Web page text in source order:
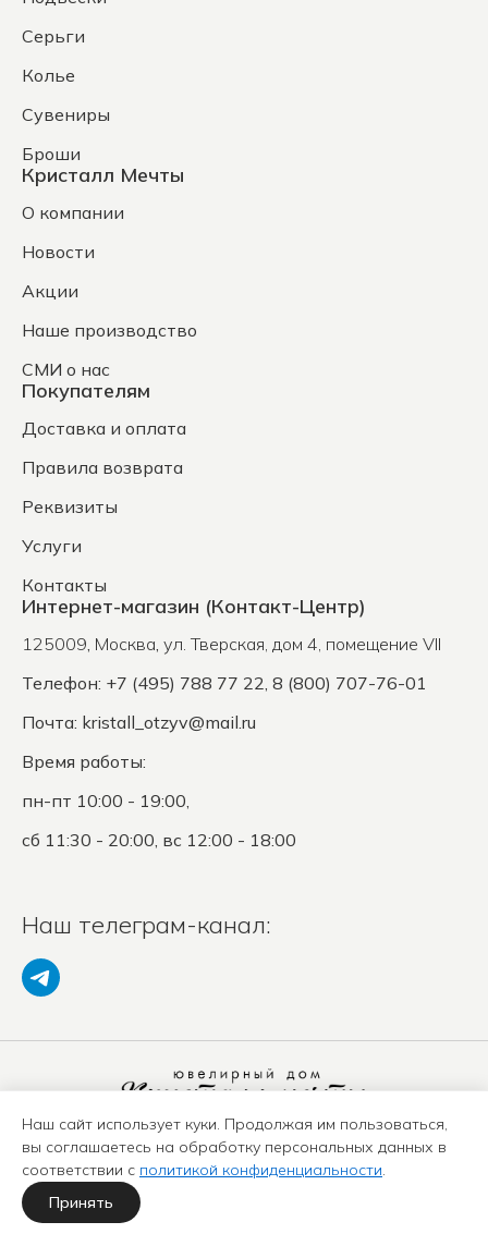
Серьги
Колье
Сувениры
Броши
Кристалл Мечты
О компании
Новости
Акции
Наше производство
СМИ о нас
Покупателям
Доставка и оплата
Правила возврата
Реквизиты
Услуги
Контакты
Интернет-магазин (Контакт-Центр)
125009, Москва, ул. Тверская, дом 4, помещение VII
Телефон: +7 (495) 788 77 22, 8 (800) 707-76-01
Почта: kristall_otzyv@mail.ru
Время работы:
пн-пт 10:00 - 19:00,
сб 11:30 - 20:00, вс 12:00 - 18:00
Наш телеграм-канал:
Политика конфиденциальности
Положение о защите ПД
Оферта
Политика использования куки-файлов
Наш сайт использует куки. Продолжая им пользоваться,
вы соглашаетесь на обработку персональных данных в
соответствии с политикой конфиденциальности.
Принять